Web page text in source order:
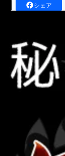
シェア